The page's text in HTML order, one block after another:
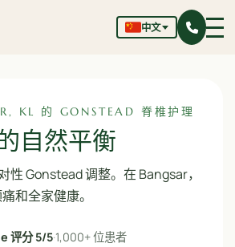
中文
KL 的 GONSTEAD 脊椎护理
自然平衡
性 Gonstead 调整。在 Bangsar，
和全家健康。
评分 5/5·1,000+ 位患者